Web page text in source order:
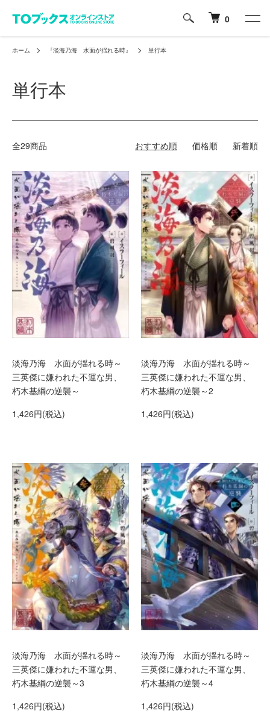
0
ホーム 『淡海乃海 水面が揺れる時』 単行本
単行本
全29商品 おすすめ順 価格順 新着順
淡海乃海 水面が揺れる時～
三英傑に嫌われた不運な男、
朽木基綱の逆襲～
1,426円(税込)
淡海乃海 水面が揺れる時～
三英傑に嫌われた不運な男、
朽木基綱の逆襲～2
1,426円(税込)
淡海乃海 水面が揺れる時～
三英傑に嫌われた不運な男、
朽木基綱の逆襲～3
1,426円(税込)
淡海乃海 水面が揺れる時～
三英傑に嫌われた不運な男、
朽木基綱の逆襲～4
1,426円(税込)